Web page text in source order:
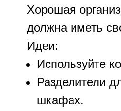
Хорошая
должна иметь
Идеи:
Используйте
Разделители
шкафах.